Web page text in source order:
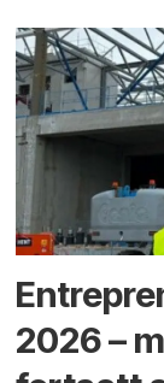
2026 –